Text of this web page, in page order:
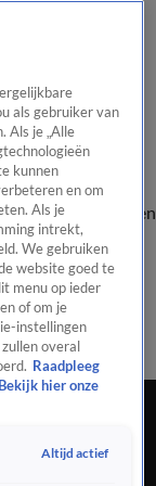
In de
insturen
ShopUitzending
'laat
als gebruiker van
Als je „Alle
kunnen
en om
Als je
intrekt,
We gebruiken
website goed te
menu op ieder
of om je
instellingen
overal
Raadpleeg
Bekijk hier onze
Altijd actief